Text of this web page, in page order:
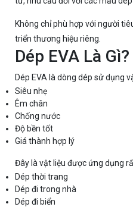
Không chỉ phù hợp với người
triển thương hiệu riêng.
Dép EVA Là Gì?
Dép EVA là dòng dép sử dụng
Siêu nhẹ
Êm chân
Chống nước
Độ bền tốt
Giá thành hợp lý
Đây là vật liệu được ứng dụng
Dép thời trang
Dép đi trong nhà
Dép đi biển